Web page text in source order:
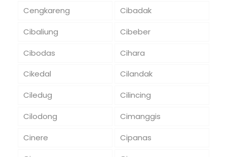
Cengkareng
Cibadak
Cibaliung
Cibeber
Cibodas
Cihara
Cikedal
Cilandak
Ciledug
Cilincing
Cilodong
Cimanggis
Cinere
Cipanas